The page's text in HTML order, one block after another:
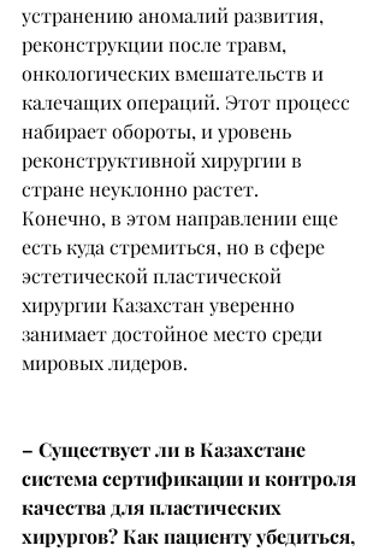
устранению аномалий развития,
реконструкции после травм,
онкологических вмешательств и
калечащих операций. Этот процесс
набирает обороты, и уровень
реконструктивной хирургии в
стране неуклонно растет.
Конечно, в этом направлении еще
есть куда стремиться, но в сфере
эстетической пластической
хирургии Казахстан уверенно
занимает достойное место среди
мировых лидеров.
– Существует ли в Казахстане
система сертификации и контроля
качества для пластических
хирургов? Как пациенту убедиться,